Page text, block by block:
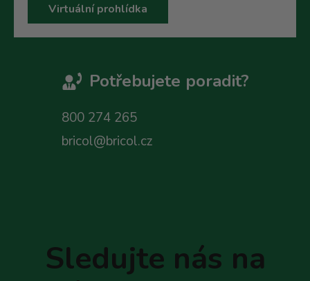
Virtuální prohlídka
Potřebujete poradit?
800 274 265
bricol@bricol.cz
Sledujte nás na